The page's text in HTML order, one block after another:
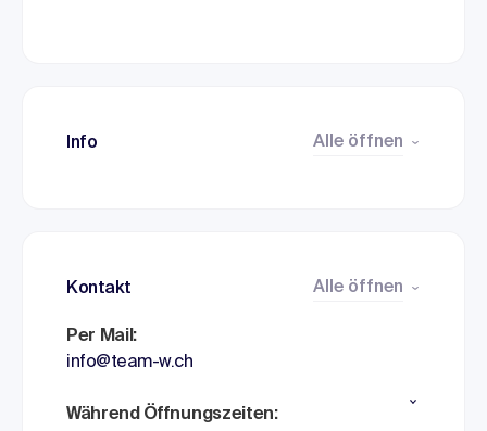
Info Alle öffnen
Kontakt Alle öffnen
Per Mail:
info@team-w.ch
Während Öffnungszeiten: